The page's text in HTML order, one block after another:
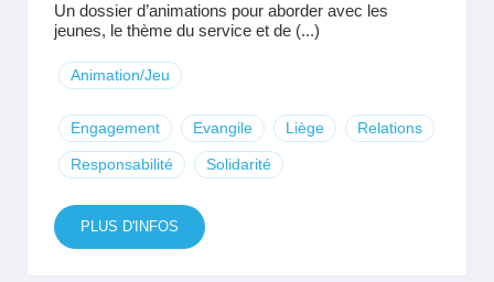
Un dossier d’animations pour aborder avec les
jeunes, le thème du service et de (...)
Animation/Jeu
Engagement Evangile Liège Relations
Responsabilité Solidarité
PLUS D'INFOS